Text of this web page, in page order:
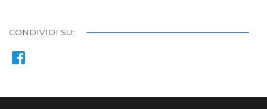
CONDIVIDI SU: